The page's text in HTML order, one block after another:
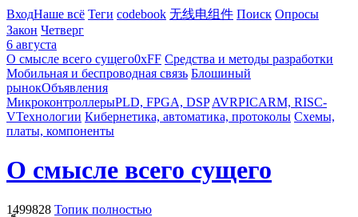
ВходНаше всё Теги codebook 无线电组件 Поиск Опросы
Закон Четверг
6 августа
О смысле всего сущего0xFF Средства и методы разработки
Мобильная и беспроводная связь Блошиный
рынокОбъявления
МикроконтроллерыPLD, FPGA, DSP AVRPICARM, RISC-
VТехнологии Кибернетика, автоматика, протоколы Схемы,
платы, компоненты
О смысле всего сущего
1499828 Топик полностью